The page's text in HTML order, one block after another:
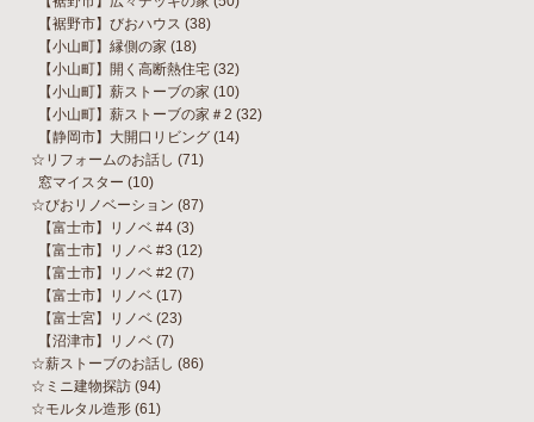
【裾野市】びおハウス (38)
【小山町】縁側の家 (18)
【小山町】開く高断熱住宅 (32)
【小山町】薪ストーブの家 (10)
【小山町】薪ストーブの家＃2 (32)
【静岡市】大開口リビング (14)
☆リフォームのお話し (71)
窓マイスター (10)
☆びおリノベーション (87)
【富士市】リノベ #4 (3)
【富士市】リノベ #3 (12)
【富士市】リノベ #2 (7)
【富士市】リノベ (17)
【富士宮】リノベ (23)
【沼津市】リノベ (7)
☆薪ストーブのお話し (86)
☆ミニ建物探訪 (94)
☆モルタル造形 (61)